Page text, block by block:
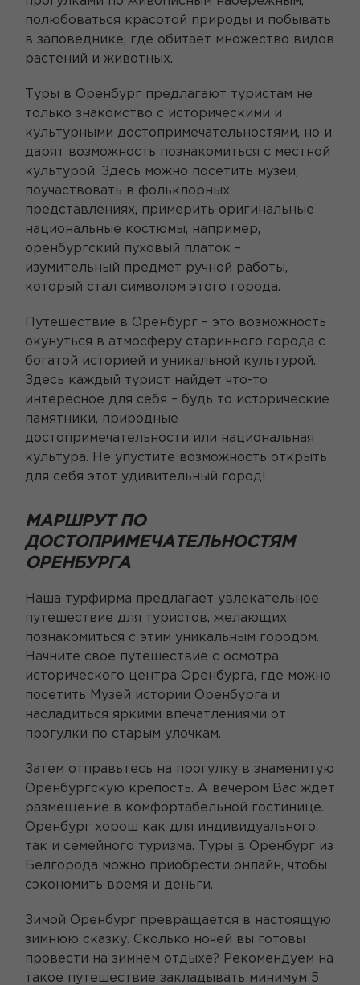
полюбоваться красотой природы и побывать
в заповеднике, где обитает множество видов
растений и животных.
Туры в Оренбург предлагают туристам не
только знакомство с историческими и
культурными достопримечательностями, но и
дарят возможность познакомиться с местной
культурой. Здесь можно посетить музеи,
поучаствовать в фольклорных
представлениях, примерить оригинальные
национальные костюмы, например,
оренбургский пуховый платок –
изумительный предмет ручной работы,
который стал символом этого города.
Путешествие в Оренбург – это возможность
окунуться в атмосферу старинного города с
богатой историей и уникальной культурой.
Здесь каждый турист найдет что-то
интересное для себя – будь то исторические
памятники, природные
достопримечательности или национальная
культура. Не упустите возможность открыть
для себя этот удивительный город!
МАРШРУТ ПО
ДОСТОПРИМЕЧАТЕЛЬНОСТЯМ
ОРЕНБУРГА
Наша турфирма предлагает увлекательное
путешествие для туристов, желающих
познакомиться с этим уникальным городом.
Начните свое путешествие с осмотра
исторического центра Оренбурга, где можно
посетить Музей истории Оренбурга и
насладиться яркими впечатлениями от
прогулки по старым улочкам.
Затем отправьтесь на прогулку в знаменитую
Оренбургскую крепость. А вечером Вас ждёт
размещение в комфортабельной гостинице.
Оренбург хорош как для индивидуального,
так и семейного туризма. Туры в Оренбург из
Белгорода можно приобрести онлайн, чтобы
сэкономить время и деньги.
Зимой Оренбург превращается в настоящую
зимнюю сказку. Сколько ночей вы готовы
провести на зимнем отдыхе? Рекомендуем на
такое путешествие закладывать минимум 5